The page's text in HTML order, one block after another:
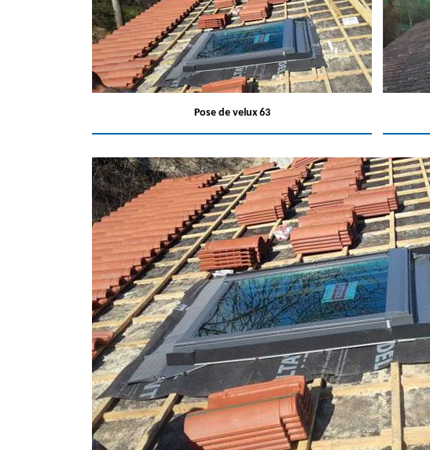
Pose de velux 63